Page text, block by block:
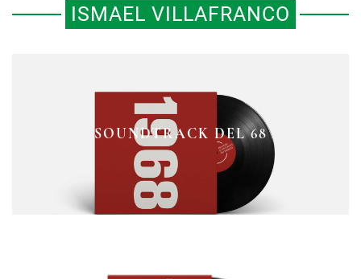
ISMAEL VILLAFRANCO
SOUNDTRACK DEL 68
DERECHOS CIVILES, MÚSICA Y
MARIHUANA III
PLAYLIST Y VIDEOS SOBRE
DERECHOS CIVILES, MÚSICA Y
MARIHUANA II